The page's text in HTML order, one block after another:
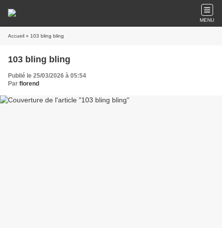
MENU
Accueil » 103 bling bling
103 bling bling
Publié le 25/03/2026 à 05:54
Par florend